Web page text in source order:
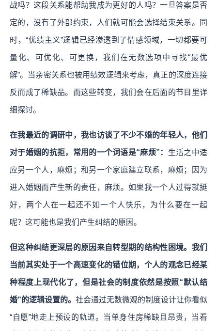
战吗？这段关系能帮助我成为更好的人吗？一旦答案是否
定的，没有了外部约束，人们就可能会选择结束关系。同
时，“优绩主义”逻辑已经渗透到了情感领域，一切都要可
量化、可优化、可更换，我们在无数选项中寻找“最优
解”。当亲密关系也被用绩效逻辑来考虑，真正的深度连接
反而成了稀缺品。而这些转变，我们会在后面的节目里详
细探讨。
在我最近的调研中，我也访谈了不少不婚的年轻人，他们
对于婚姻的抗拒，常用的一个词语是“麻烦”： 生活之中适
应另一个人，麻烦；和另一个家庭建立联系，麻烦；因为
进入婚姻而产生新的责任，麻烦。如果我一个人过得就挺
好，两个人在一起还不如一个人快乐，为什么要在一起
呢？这可能也是我们产生纠结的原因。
但这种纠结更深层的原因来自转型期的结构性困境。我们
当前其实处于一个高速变化的错位期，个人的观念已经某
种程度上现代化了，但是社会的制度依然是按照“默认结
婚”的逻辑设置的。 社会通过无数微观的制度设计让你看似
“自愿”地走上预设的轨道。当单身住房稀缺且昂贵，当看